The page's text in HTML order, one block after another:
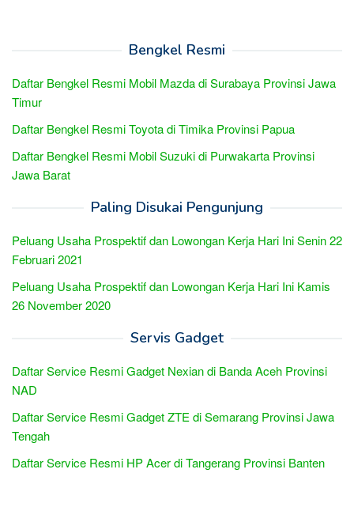
Bengkel Resmi
Daftar Bengkel Resmi Mobil Mazda di Surabaya Provinsi Jawa
Timur
Daftar Bengkel Resmi Toyota di Timika Provinsi Papua
Daftar Bengkel Resmi Mobil Suzuki di Purwakarta Provinsi
Jawa Barat
Paling Disukai Pengunjung
Peluang Usaha Prospektif dan Lowongan Kerja Hari Ini Senin 22
Februari 2021
Peluang Usaha Prospektif dan Lowongan Kerja Hari Ini Kamis
26 November 2020
Servis Gadget
Daftar Service Resmi Gadget Nexian di Banda Aceh Provinsi
NAD
Daftar Service Resmi Gadget ZTE di Semarang Provinsi Jawa
Tengah
Daftar Service Resmi HP Acer di Tangerang Provinsi Banten